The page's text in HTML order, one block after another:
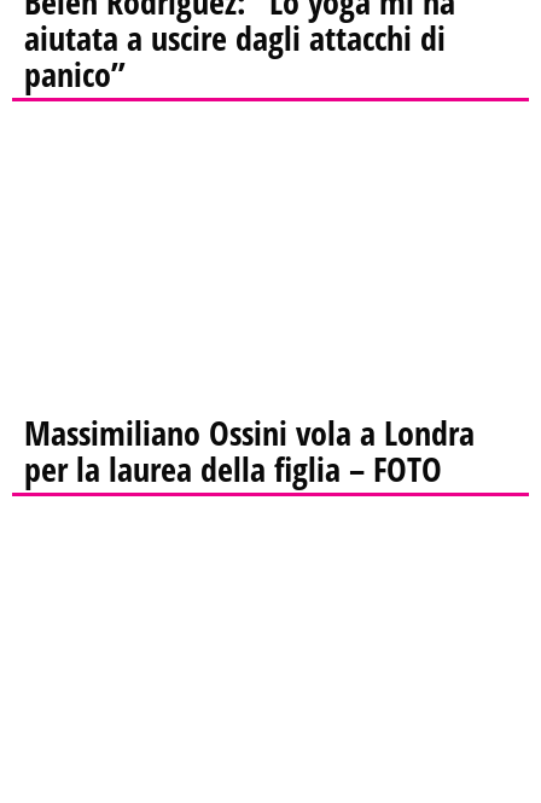
aiutata a uscire dagli attacchi di
panico”
Massimiliano Ossini vola a Londra
per la laurea della figlia – FOTO